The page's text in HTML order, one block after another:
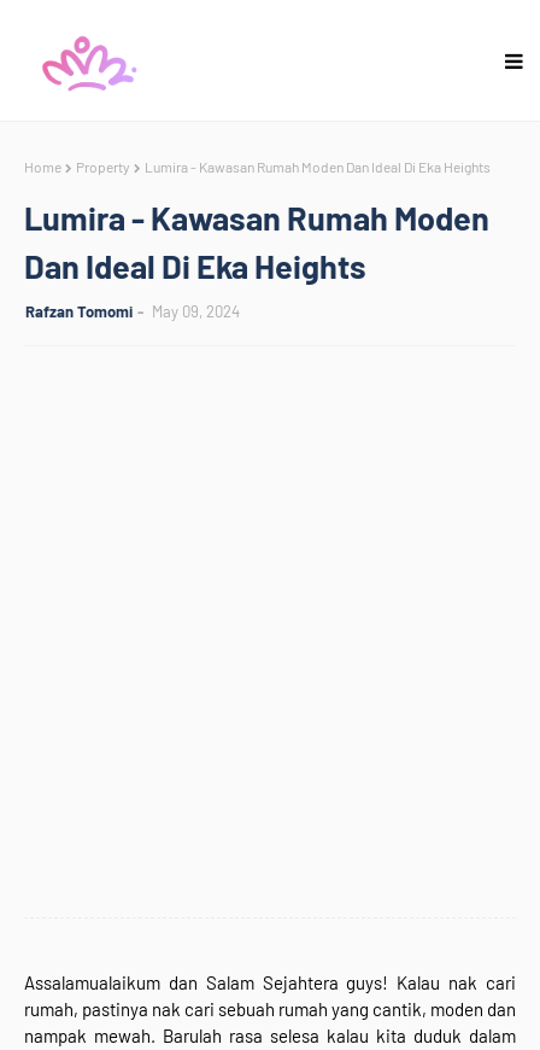
Home Property Lumira - Kawasan Rumah Moden Dan Ideal Di Eka Heights
Lumira - Kawasan Rumah Moden
Dan Ideal Di Eka Heights
Rafzan Tomomi May 09, 2024
Assalamualaikum dan Salam Sejahtera guys! Kalau nak cari
rumah, pastinya nak cari sebuah rumah yang cantik, moden dan
nampak mewah. Barulah rasa selesa kalau kita duduk dalam